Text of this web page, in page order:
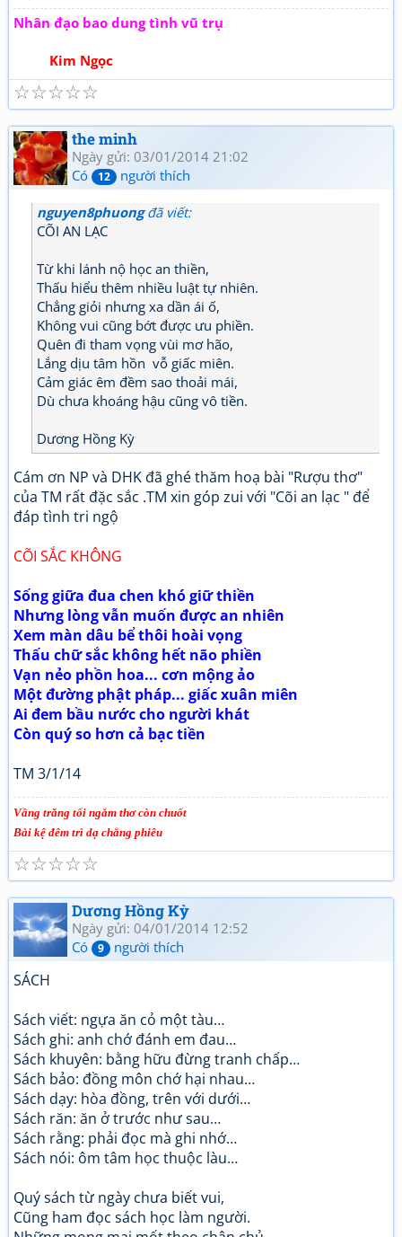
Nhân đạo bao dung tình vũ trụ
Kim Ngọc
☆
☆
☆
☆
☆
the minh
Ngày gửi: 03/01/2014 21:02
Có
12 người thích
nguyen8phuongđã viết:
CÕI AN LẠC
Từ khi lánh nộ học an thiền,
Thấu hiểu thêm nhiều luật tự nhiên.
Chẳng giỏi nhưng xa dần ái ố,
Không vui cũng bớt được ưu phiền.
Quên đi tham vọng vùi mơ hão,
Lắng dịu tâm hồn vỗ giấc miên.
Cảm giác êm đềm sao thoải mái,
Dù chưa khoáng hậu cũng vô tiền.
Dương Hồng Kỳ
Cám ơn NP và DHK đã ghé thăm hoạ bài "Rượu thơ"
của TM rất đặc sắc .TM xin góp zui với "Cõi an lạc " để
đáp tình tri ngộ
CÕI SẮC KHÔNG
Sống giữa đua chen khó giữ thiền
Nhưng lòng vẫn muốn được an nhiên
Xem màn dâu bể thôi hoài vọng
Thấu chữ sắc không hết não phiền
Vạn nẻo phồn hoa... cơn mộng ảo
Một đường phật pháp... giấc xuân miên
Ai đem bầu nước cho người khát
Còn quý so hơn cả bạc tiền
TM 3/1/14
Vầng trăng tối ngắm thơ còn chuốt
Bài kệ đêm trì dạ chẳng phiêu
☆
☆
☆
☆
☆
Dương Hồng Kỳ
Ngày gửi: 04/01/2014 12:52
Có
9 người thích
SÁCH
Sách viết: ngựa ăn cỏ một tàu…
Sách ghi: anh chớ đánh em đau…
Sách khuyên: bằng hữu đừng tranh chấp…
Sách bảo: đồng môn chớ hại nhau…
Sách dạy: hòa đồng, trên với dưới…
Sách răn: ăn ở trước như sau…
Sách rằng: phải đọc mà ghi nhớ…
Sách nói: ôm tâm học thuộc làu…
Quý sách từ ngày chưa biết vui,
Cũng ham đọc sách học làm người.